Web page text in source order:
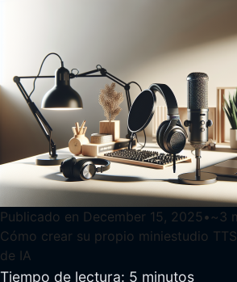
Publicado en December 15, 2025 • ~3
Cómo crear su propio miniestudio
de IA
Tiempo de lectura: 5 minutos